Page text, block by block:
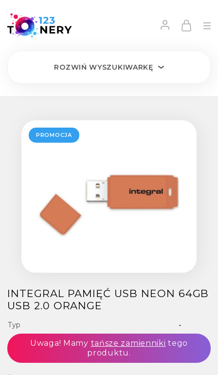
ROZWIŃ WYSZUKIWARKĘ
PROMOCJA
INTEGRAL PAMIĘĆ USB NEON 64GB
USB 2.0 ORANGE
Typ -
Uwaga! Mamy tańsze zamienniki tego
produktu.